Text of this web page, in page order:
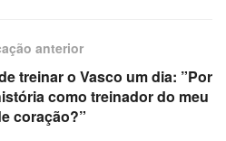
anterior
treinar o Vasco um dia: ”Por
como treinador do meu
coração?”